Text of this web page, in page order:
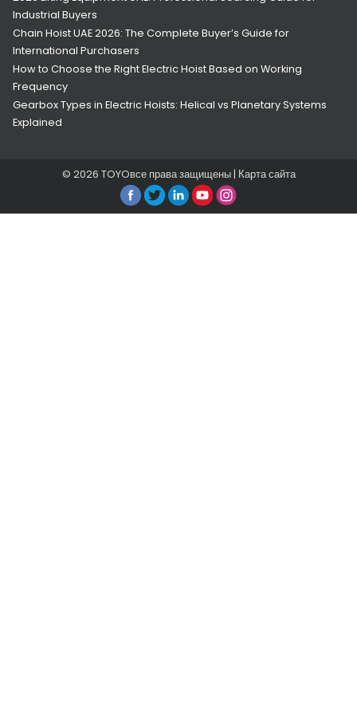
Industrial Buyers
Chain Hoist UAE 2026: The Complete Buyer’s Guide for
International Purchasers
How to Choose the Right Electric Hoist Based on Working
Frequency
Gearbox Types in Electric Hoists: Helical vs Planetary Systems
Explained
© 2026 TOYOвсе права защищены | Карта сайта